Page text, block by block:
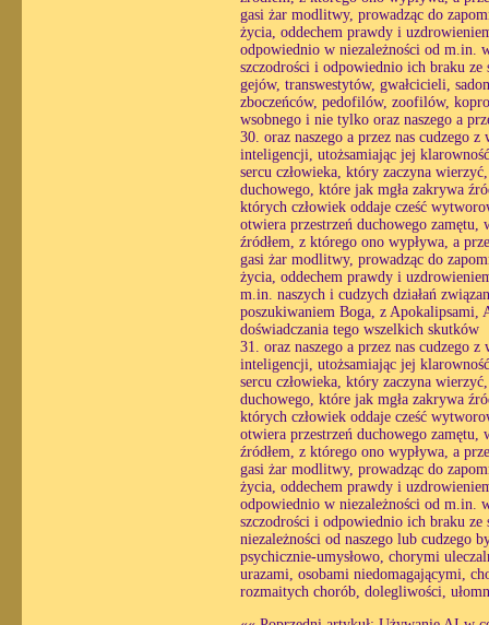
gasi żar modlitwy, prowadząc do
życia, oddechem prawdy i
odpowiednio w niezależności od m.in.
szczodrości i odpowiednio ich braku
gejów, transwestytów, gwałcicieli,
zboczeńców, pedofilów, zoofilów,
wsobnego i nie tylko oraz naszego a
30. oraz naszego a przez nas cudzego
inteligencji, utożsamiając jej
sercu człowieka, który zaczyna
duchowego, które jak mgła zakrywa
których człowiek oddaje cześć
otwiera przestrzeń duchowego zamętu,
źródłem, z którego ono wypływa, a
gasi żar modlitwy, prowadząc do
życia, oddechem prawdy i
m.in. naszych i cudzych działań
poszukiwaniem Boga, z Apokalipsami,
doświadczania tego wszelkich skutków
31. oraz naszego a przez nas cudzego
inteligencji, utożsamiając jej
sercu człowieka, który zaczyna
duchowego, które jak mgła zakrywa
których człowiek oddaje cześć
otwiera przestrzeń duchowego zamętu,
źródłem, z którego ono wypływa, a
gasi żar modlitwy, prowadząc do
życia, oddechem prawdy i
odpowiednio w niezależności od m.in.
szczodrości i odpowiednio ich braku
niezależności od naszego lub
psychicznie-umysłowo, chorymi
urazami, osobami niedomagającymi,
rozmaitych chorób, dolegliwości,